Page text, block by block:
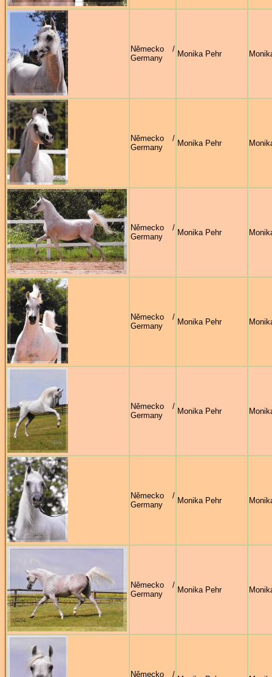
Německo /
Germany
Monika Pehr
Německo /
Germany
Monika Pehr
Německo /
Germany
Monika Pehr
Německo /
Germany
Monika Pehr
Německo /
Germany
Monika Pehr
Německo /
Germany
Monika Pehr
Německo /
Germany
Monika Pehr
Německo /